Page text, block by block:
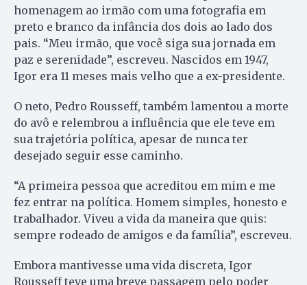
homenagem ao irmão com uma fotografia em
preto e branco da infância dos dois ao lado dos
pais. “Meu irmão, que você siga sua jornada em
paz e serenidade”, escreveu. Nascidos em 1947,
Igor era 11 meses mais velho que a ex-presidente.
O neto, Pedro Rousseff, também lamentou a morte
do avô e relembrou a influência que ele teve em
sua trajetória política, apesar de nunca ter
desejado seguir esse caminho.
“A primeira pessoa que acreditou em mim e me
fez entrar na política. Homem simples, honesto e
trabalhador. Viveu a vida da maneira que quis:
sempre rodeado de amigos e da família”, escreveu.
Embora mantivesse uma vida discreta, Igor
Rousseff teve uma breve passagem pelo poder